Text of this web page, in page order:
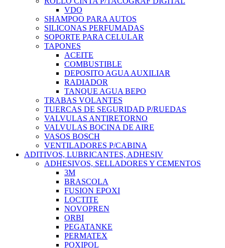
VDO
SHAMPOO PARA AUTOS
SILICONAS PERFUMADAS
SOPORTE PARA CELULAR
TAPONES
ACEITE
COMBUSTIBLE
DEPOSITO AGUA AUXILIAR
RADIADOR
TANQUE AGUA BEPO
TRABAS VOLANTES
TUERCAS DE SEGURIDAD P/RUEDAS
VALVULAS ANTIRETORNO
VALVULAS BOCINA DE AIRE
VASOS BOSCH
VENTILADORES P/CABINA
ADITIVOS, LUBRICANTES, ADHESIV
ADHESIVOS, SELLADORES Y CEMENTOS
3M
BRASCOLA
FUSION EPOXI
LOCTITE
NOVOPREN
ORBI
PEGATANKE
PERMATEX
POXIPOL